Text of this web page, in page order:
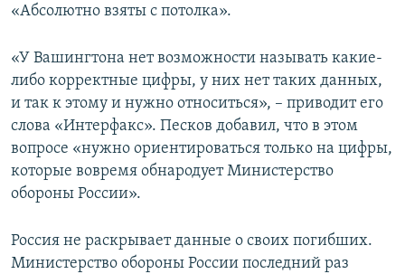
«Абсолютно взяты с потолка».
«У Вашингтона нет возможности называть какие-
либо корректные цифры, у них нет таких данных,
и так к этому и нужно относиться», – приводит его
слова «Интерфакс». Песков добавил, что в этом
вопросе «нужно ориентироваться только на цифры,
которые вовремя обнародует Министерство
обороны России».
Россия не раскрывает данные о своих погибших.
Министерство обороны России последний раз